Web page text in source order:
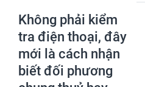
Không phải kiểm
tra điện thoại, đây
mới là cách nhận
biết đối phương